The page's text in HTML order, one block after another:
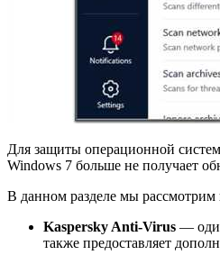
Для защиты операционной
Windows 7 больше не получает
В данном разделе мы
Kaspersky Anti-Virus —
также предоставляет